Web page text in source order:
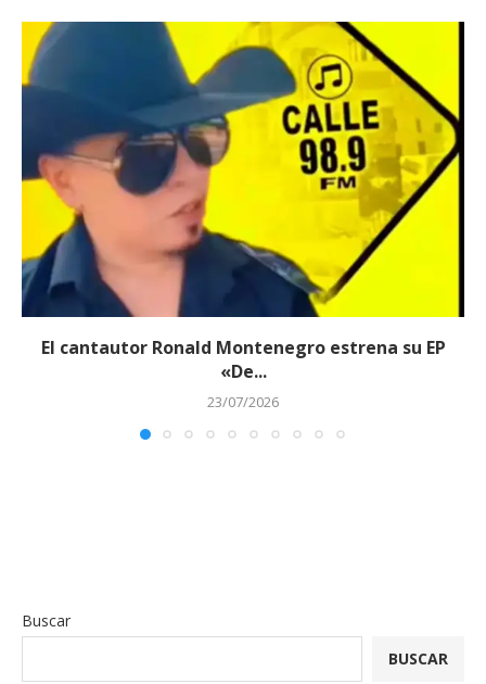
El cantautor Ronald Montenegro estrena su EP
«De...
23/07/2026
Buscar
BUSCAR